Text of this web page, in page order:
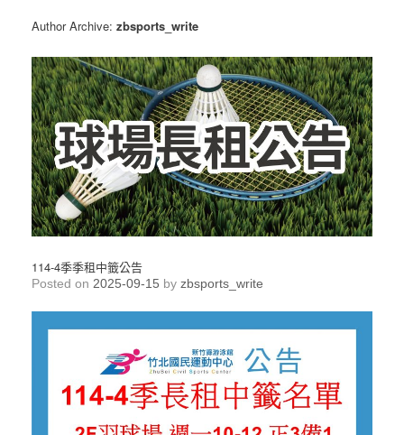
Author Archive: zbsports_write
114-4季季租中籤公告
Posted on 2025-09-15 by zbsports_write